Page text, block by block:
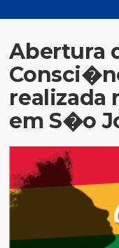
Abertura
realizada
em S�o